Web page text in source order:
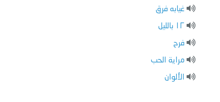
غيابه فرق
١٢ بالليل
فرح
مراية الحب
الألوان